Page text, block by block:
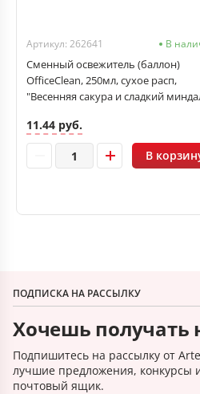
Артикул: 262641 В
Сменный освежитель (баллон)
OfficeClean, 250мл, сухое расп,
"Весенняя сакура и сладкий
11.44 руб.
В
ПОДПИСКА НА РАССЫЛКУ
Хочешь получать
Подпишитесь на рассылку от
лучшие предложения, конкурсы
почтовый ящик.